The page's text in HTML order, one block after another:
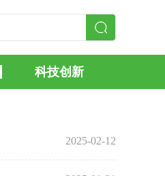
科技创新
2025-02-12